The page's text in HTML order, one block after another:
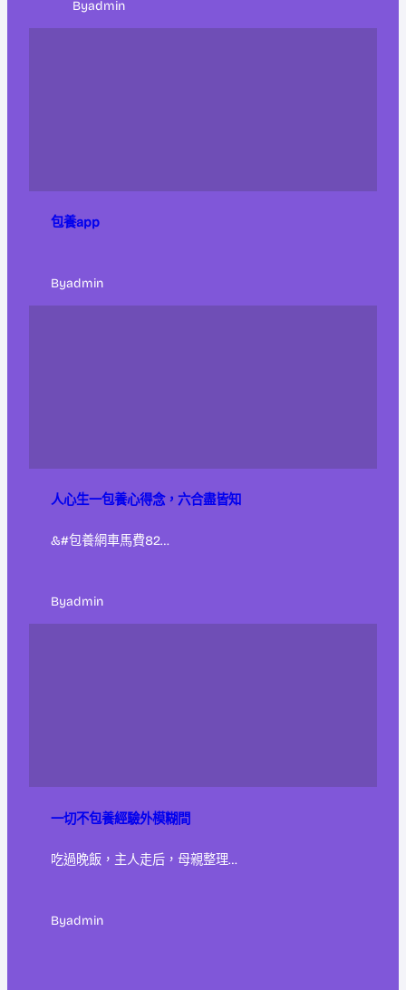
Byadmin
包養app
Byadmin
人心生一包養心得念，六合盡皆知
&#包養網車馬費82…
Byadmin
一切不包養經驗外模糊間
吃過晚飯，主人走后，母親整理…
Byadmin